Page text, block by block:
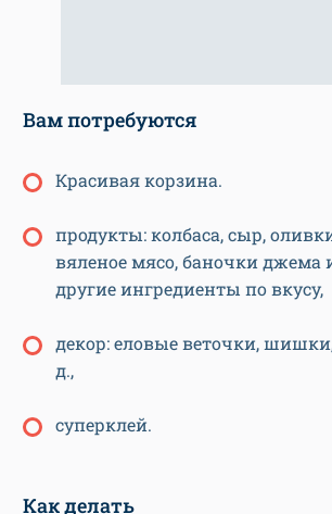
Вам потребуются
Красивая корзина.
продукты: колбаса, сыр,
вяленое мясо, баночки джема
другие ингредиенты по вкусу,
декор: еловые веточки,
д.,
суперклей.
Как делать